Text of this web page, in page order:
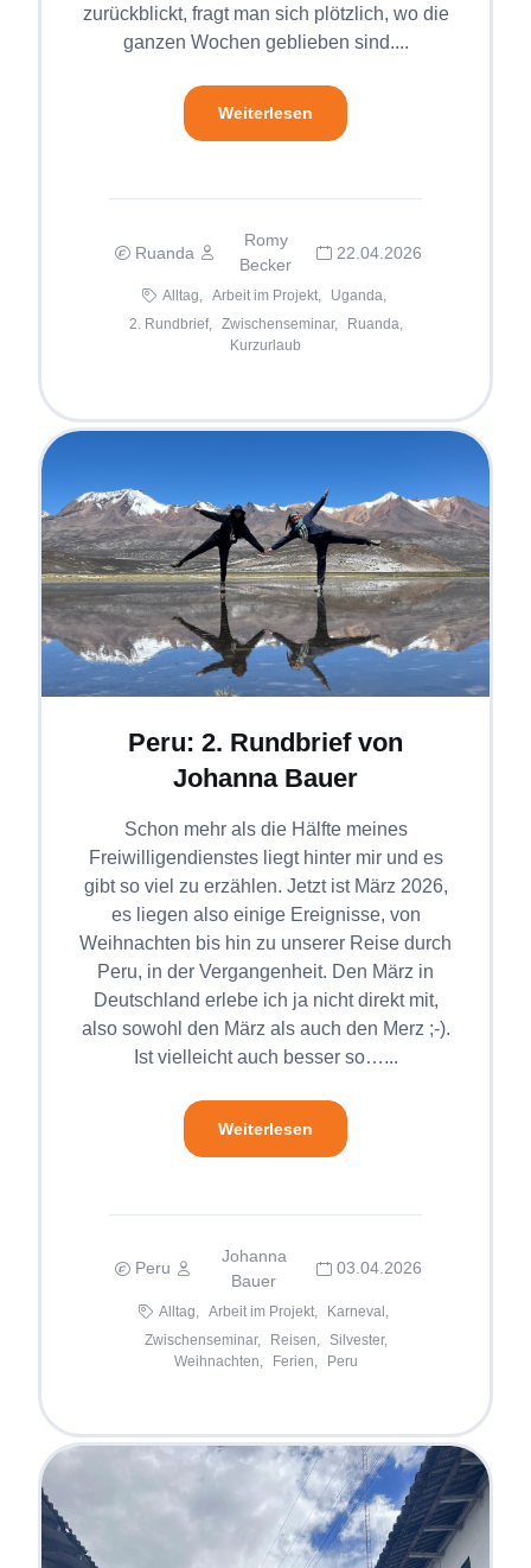
zurückblickt, fragt man sich plötzlich, wo die
ganzen Wochen geblieben sind....
Weiterlesen
Ruanda
Romy
Becker
22.04.2026
Alltag, Arbeit im Projekt,
Uganda,
2. Rundbrief,
Zwischenseminar,
Ruanda,
Kurzurlaub
Peru: 2. Rundbrief von
Johanna Bauer
Schon mehr als die Hälfte meines
Freiwilligendienstes liegt hinter mir und es
gibt so viel zu erzählen. Jetzt ist März 2026,
es liegen also einige Ereignisse, von
Weihnachten bis hin zu unserer Reise durch
Peru, in der Vergangenheit. Den März in
Deutschland erlebe ich ja nicht direkt mit,
also sowohl den März als auch den Merz ;-).
Ist vielleicht auch besser so…...
Weiterlesen
Peru
Johanna
Bauer
03.04.2026
Alltag, Arbeit im Projekt,
Karneval,
Zwischenseminar,
Reisen,
Silvester,
Weihnachten,
Ferien, Peru